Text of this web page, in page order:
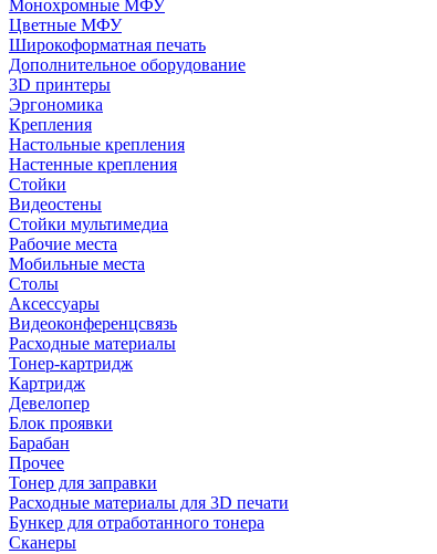
Монохромные МФУ
Цветные МФУ
Широкоформатная печать
Дополнительное оборудование
3D принтеры
Эргономика
Крепления
Настольные крепления
Настенные крепления
Стойки
Видеостены
Стойки мультимедиа
Рабочие места
Мобильные места
Столы
Аксессуары
Видеоконференцсвязь
Расходные материалы
Тонер-картридж
Картридж
Девелопер
Блок проявки
Барабан
Прочее
Тонер для заправки
Расходные материалы для 3D печати
Бункер для отработанного тонера
Сканеры